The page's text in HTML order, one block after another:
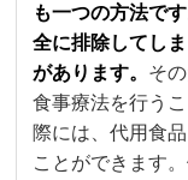
も一つの方法で
全に排除してし
があります。 そ
食事療法を行う
際には、代用食
ことができます